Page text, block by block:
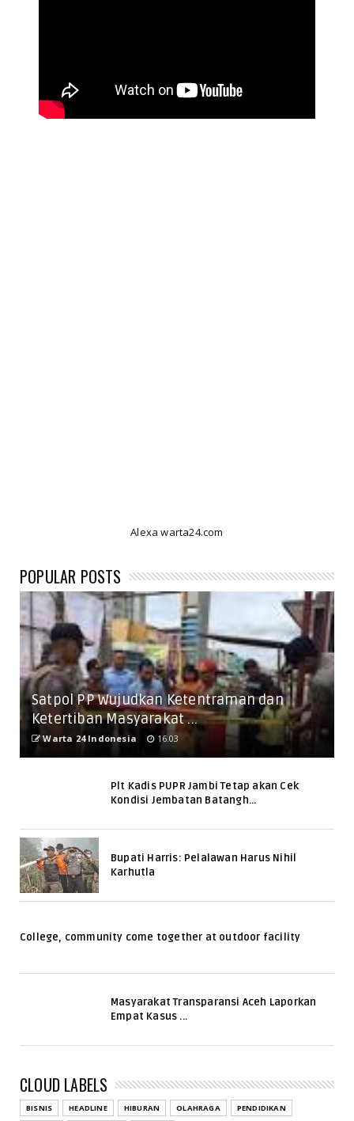
Alexa warta24.com
POPULAR POSTS
Satpol PP Wujudkan Ketentraman dan
Ketertiban Masyarakat ...
Warta 24 Indonesia 16.03
Plt Kadis PUPR Jambi Tetap akan Cek
Kondisi Jembatan Batangh...
Bupati Harris: Pelalawan Harus Nihil
Karhutla
College, community come together at outdoor facility
Masyarakat Transparansi Aceh Laporkan
Empat Kasus ...
CLOUD LABELS
BISNIS HEADLINE HIBURAN OLAHRAGA PENDIDIKAN